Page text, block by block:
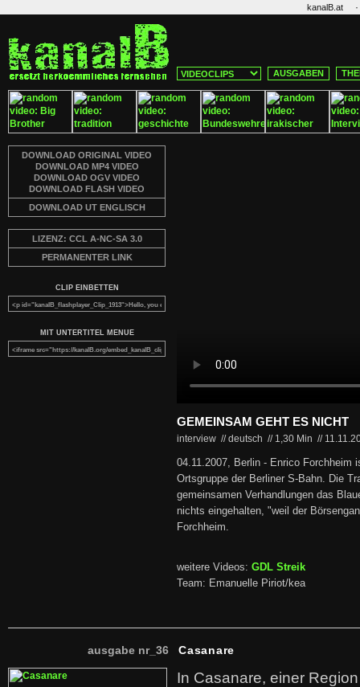
kanalB.at ·
AUSGABEN
DOWNLOAD ORIGINAL VIDEO
DOWNLOAD MP4 VIDEO
DOWNLOAD OGV VIDEO
DOWNLOAD FLASH VIDEO
DOWNLOAD UT ENGLISCH
LIZENZ: CCL A-NC-SA 3.0
PERMANENTER LINK
CLIP EINBETTEN
MIT UNTERTITEL MENUE
GEMEINSAM GEHT ES NICHT
interview // deutsch // 1,30 Min //
04.11.2007, Berlin - Enrico Forchheim
Ortsgruppe der Berliner S-Bahn. Die
gemeinsamen Verhandlungen das
nichts eingehalten, "weil der
Forchheim.
weitere Videos: GDL Streik
Team: Emanuelle Piriot/kea
ausgabe nr_36 Casanare
In Casanare, einer